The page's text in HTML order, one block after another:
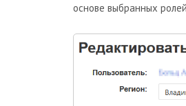
основе выбранных